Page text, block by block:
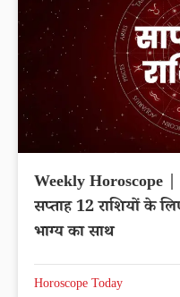
Weekly Horoscope
सप्ताह 12 राशियों के
भाग्य का साथ
Horoscope Today